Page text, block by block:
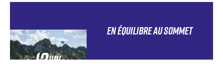
12JUIL
EN ÉQUILIBRE AU SOMMET